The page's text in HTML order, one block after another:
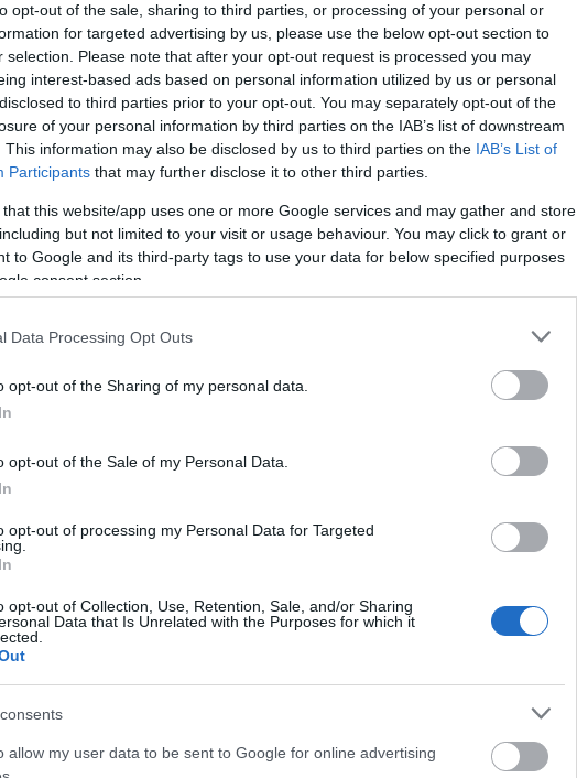
opt-out of the sale, sharing to third parties, or processing of your personal or
for targeted advertising by us, please use the below opt-out section to
selection. Please note that after your opt-out request is processed you may
interest-based ads based on personal information utilized by us or personal
to third parties prior to your opt-out. You may separately opt-out of the
of your personal information by third parties on the IAB’s list of downstream
This information may also be disclosed by us to third parties on the IAB’s List of
Participants that may further disclose it to other third parties.
that this website/app uses one or more Google services and may gather and store
but not limited to your visit or usage behaviour. You may click to grant or
to Google and its third-party tags to use your data for below specified purposes
consent section.
Data Processing Opt Outs
opt-out of the Sharing of my personal data.
opt-out of the Sale of my Personal Data.
opt-out of processing my Personal Data for Targeted
opt-out of Collection, Use, Retention, Sale, and/or Sharing
Data that Is Unrelated with the Purposes for which it
allow my user data to be sent to Google for online advertising
Γαλλίδα υπ. περιβάλλοντος: Θα συνεχίσουμε
να πληρώνουμε σε ευρώ ή σε δολάρια, όπως
προβλέπουν τα συμβόλαια
ΑΝΑΡΤΗΘΗΚΕ ΑΠΟ ΕΛΕΑΝΑ ΖΑΜΠΑΡΑ
όπως προβλέπουν τα συμβόλαια. Δεν μπορούμε να